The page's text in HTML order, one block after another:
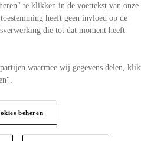
te klikken in de voettekst van onze
heeft geen invloed op de
die tot dat moment heeft
waarmee wij gegevens delen,
beheren